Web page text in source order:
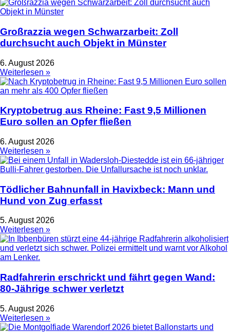
Großrazzia wegen Schwarzarbeit: Zoll
durchsucht auch Objekt in Münster
6. August 2026
Weiterlesen »
Kryptobetrug aus Rheine: Fast 9,5 Millionen
Euro sollen an Opfer fließen
6. August 2026
Weiterlesen »
Tödlicher Bahnunfall in Havixbeck: Mann und
Hund von Zug erfasst
5. August 2026
Weiterlesen »
Radfahrerin erschrickt und fährt gegen Wand:
80-Jährige schwer verletzt
5. August 2026
Weiterlesen »